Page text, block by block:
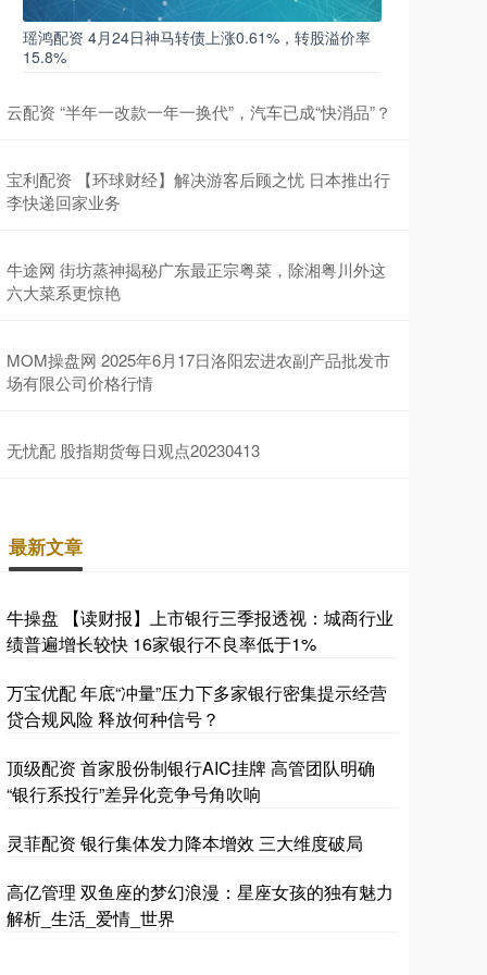
瑶鸿配资 4月24日神马转债上涨0.61%，转股溢价率
15.8%
云配资 “半年一改款一年一换代”，汽车已成“快消品”？
宝利配资 【环球财经】解决游客后顾之忧 日本推出行
李快递回家业务
牛途网 街坊蒸神揭秘广东最正宗粤菜，除湘粤川外这
六大菜系更惊艳
MOM操盘网 2025年6月17日洛阳宏进农副产品批发市
场有限公司价格行情
无忧配 股指期货每日观点20230413
最新文章
牛操盘 【读财报】上市银行三季报透视：城商行业
绩普遍增长较快 16家银行不良率低于1%
万宝优配 年底“冲量”压力下多家银行密集提示经营
贷合规风险 释放何种信号？
顶级配资 首家股份制银行AIC挂牌 高管团队明确
“银行系投行”差异化竞争号角吹响
灵菲配资 银行集体发力降本增效 三大维度破局
高亿管理 双鱼座的梦幻浪漫：星座女孩的独有魅力
解析_生活_爱情_世界